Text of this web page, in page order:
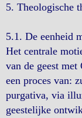
5. Theologische
5.1. De eenheid
Het centrale
van de geest met
een proces van:
purgativa, via
geestelijke